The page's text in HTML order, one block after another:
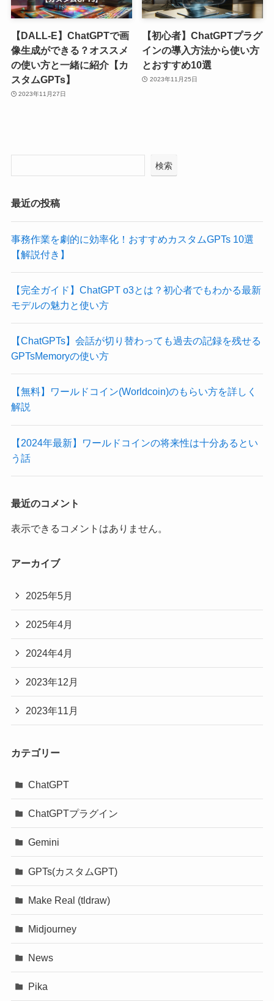
【DALL-E】ChatGPTで画
像生成ができる？オススメ
の使い方と一緒に紹介【カ
スタムGPTs】
2023年11月27日
【初心者】ChatGPTプラグ
インの導入方法から使い方
とおすすめ10選
2023年11月25日
検索
最近の投稿
事務作業を劇的に効率化！おすすめカスタムGPTs 10選
【解説付き】
【完全ガイド】ChatGPT o3とは？初心者でもわかる最新
モデルの魅力と使い方
【ChatGPTs】会話が切り替わっても過去の記録を残せる
GPTsMemoryの使い方
【無料】ワールドコイン(Worldcoin)のもらい方を詳しく
解説
【2024年最新】ワールドコインの将来性は十分あるとい
う話
最近のコメント
表示できるコメントはありません。
アーカイブ
2025年5月
2025年4月
2024年4月
2023年12月
2023年11月
カテゴリー
ChatGPT
ChatGPTプラグイン
Gemini
GPTs(カスタムGPT)
Make Real (tldraw)
Midjourney
News
Pika